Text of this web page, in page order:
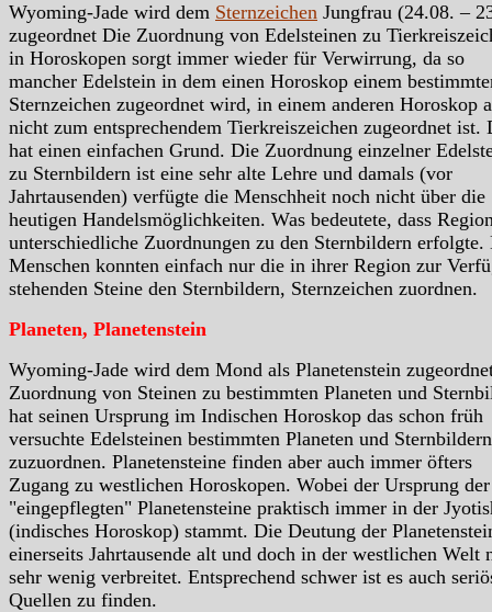
Wyoming-Jade wird dem Sternzeichen Jungfrau (24.08. –
zugeordnet Die Zuordnung von Edelsteinen zu
in Horoskopen sorgt immer wieder für Verwirrung, da so
mancher Edelstein in dem einen Horoskop einem
Sternzeichen zugeordnet wird, in einem anderen Horoskop
nicht zum entsprechendem Tierkreiszeichen zugeordnet ist.
hat einen einfachen Grund. Die Zuordnung einzelner
zu Sternbildern ist eine sehr alte Lehre und damals (vor
Jahrtausenden) verfügte die Menschheit noch nicht über die
heutigen Handelsmöglichkeiten. Was bedeutete, dass
unterschiedliche Zuordnungen zu den Sternbildern erfolgte.
Menschen konnten einfach nur die in ihrer Region zur
stehenden Steine den Sternbildern, Sternzeichen zuordnen.
Planeten, Planetenstein
Wyoming-Jade wird dem Mond als Planetenstein
Zuordnung von Steinen zu bestimmten Planeten und
hat seinen Ursprung im Indischen Horoskop das schon früh
versuchte Edelsteinen bestimmten Planeten und Sternbildern
zuzuordnen. Planetensteine finden aber auch immer öfters
Zugang zu westlichen Horoskopen. Wobei der Ursprung der
"eingepflegten" Planetensteine praktisch immer in der
(indisches Horoskop) stammt. Die Deutung der
einerseits Jahrtausende alt und doch in der westlichen Welt
sehr wenig verbreitet. Entsprechend schwer ist es auch
Quellen zu finden.